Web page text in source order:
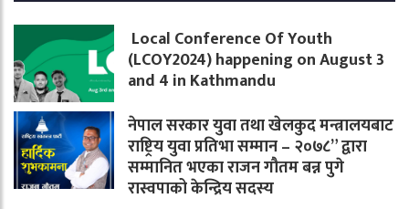
Local Conference Of Youth
(LCOY2024) happening on August 3
and 4 in Kathmandu
नेपाल सरकार युवा तथा खेलकुद मन्त्रालयबाट
राष्ट्रिय युवा प्रतिभा सम्मान – २०७८” द्वारा
सम्मानित भएका राजन गौतम बन्न पुगे
रास्वपाको केन्द्रिय सदस्य